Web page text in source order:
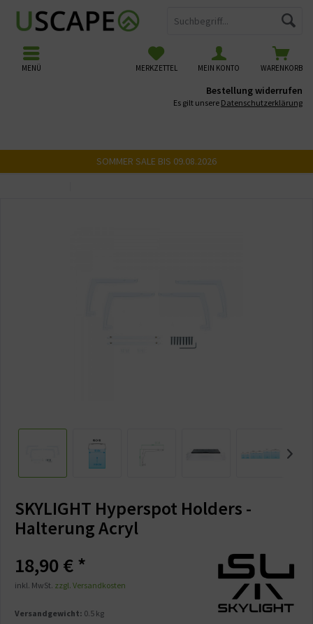
WARENKORB
MERKZETTEL MEIN KONTO
MENÜ
Bestellung widerrufen
Es gilt unsere Datenschutzerklärung
SOMMER SALE BIS 09.08.2026
SKYLIGHT Hyperspot Holders -
Halterung Acryl
18,90 € *
inkl. MwSt. zzgl. Versandkosten
Versandgewicht: 0.5 kg